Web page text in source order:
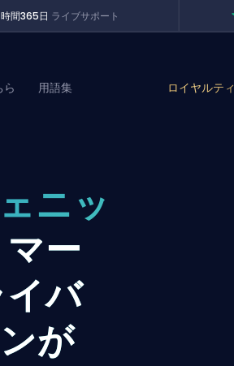
間365日 ライブサポート
用語集 ロイヤルティ
ニッ
マー
バ
が